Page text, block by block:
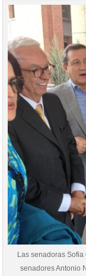
Las senadoras
senadores Antonio